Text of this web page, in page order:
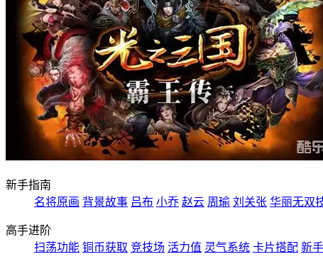
新手指南
名将原画 背景故事 吕布 小乔 赵云 周瑜 刘关张 华丽无双
高手进阶
扫荡功能 铜币获取 竞技场 活力值 灵气系统 卡片搭配 新